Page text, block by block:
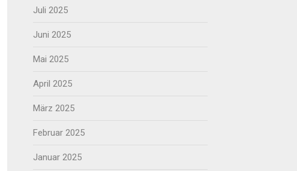
Juli 2025
Juni 2025
Mai 2025
April 2025
März 2025
Februar 2025
Januar 2025